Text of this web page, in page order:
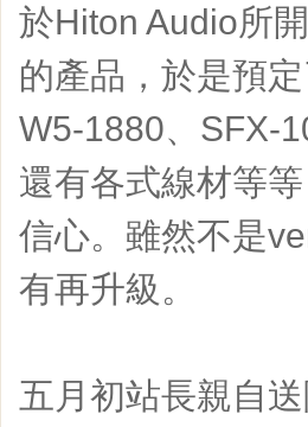
於Hiton Audio所
的產品，於是預
W5-1880、SFX-
還有各式線材等
信心。雖然不是
有再升級。
五月初站長親自